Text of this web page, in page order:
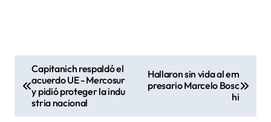
v
Capitanich respaldó el
acuerdo UE - Mercosur
y pidió proteger la indu
stria nacional
Hallaron sin vida al em
presario Marcelo Bosc
hi